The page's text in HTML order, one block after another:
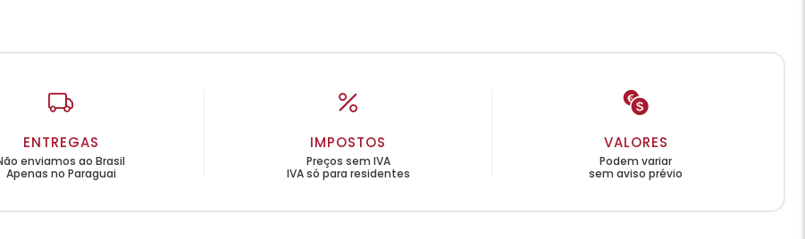
ENTREGAS
enviamos ao Brasil
Apenas no Paraguai
IMPOSTOS
Preços sem IVA
IVA só para residentes
VALORES
Podem variar
sem aviso prévio